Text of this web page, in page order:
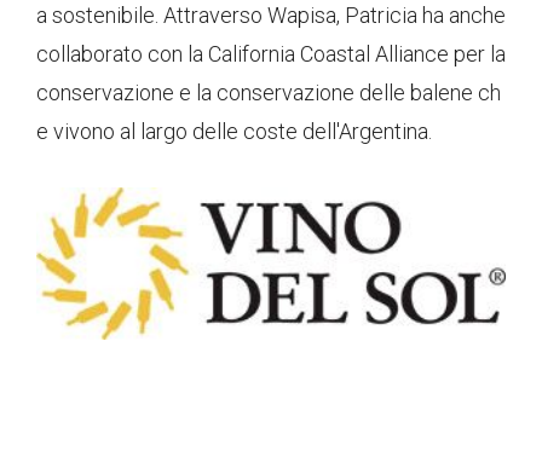
a sostenibile. Attraverso Wapisa, Patricia ha anche
collaborato con la California Coastal Alliance per la
conservazione e la conservazione delle balene ch
e vivono al largo delle coste dell'Argentina.